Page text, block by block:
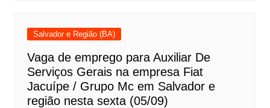
Salvador e Região (BA)
Vaga de emprego para Auxiliar De
Serviços Gerais na empresa Fiat
Jacuípe / Grupo Mc em Salvador e
região nesta sexta (05/09)